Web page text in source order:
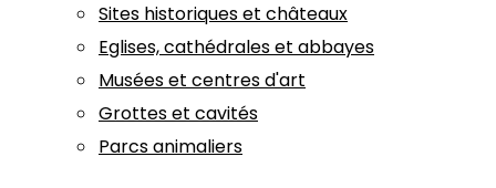
Sites historiques et châteaux
Eglises, cathédrales et abbayes
Musées et centres d'art
Grottes et cavités
Parcs animaliers